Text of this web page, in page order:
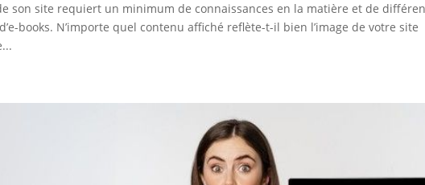
son site requiert un minimum de connaissances en la matière et de
books. N’importe quel contenu affiché reflète-t-il bien l’image de votre site